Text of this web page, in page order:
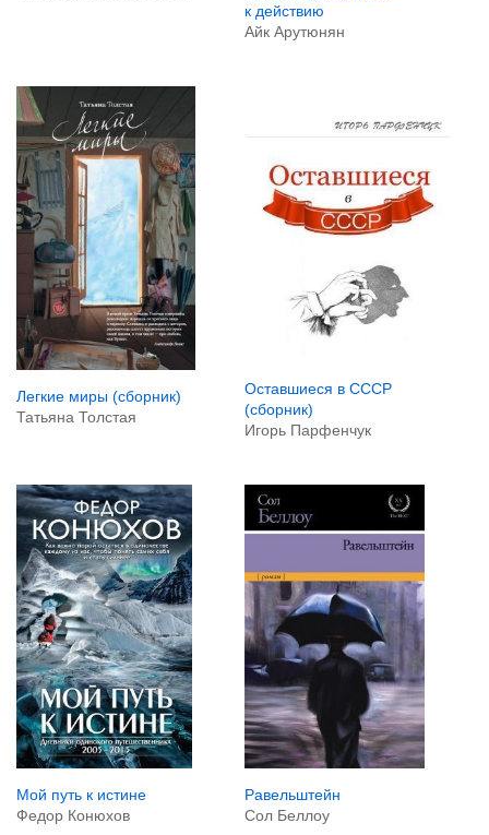
к действию
Айк Арутюнян
Легкие миры (сборник)
Татьяна Толстая
Оставшиеся в СССР
(сборник)
Игорь Парфенчук
Мой путь к истине
Федор Конюхов
Равельштейн
Сол Беллоу